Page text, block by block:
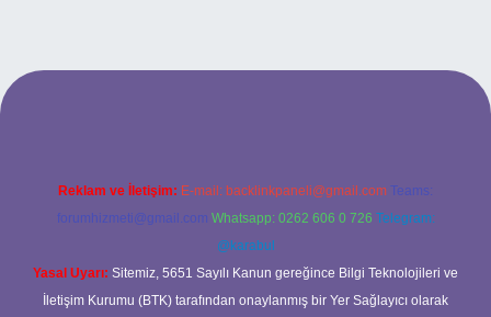
bahis sitesi
Reklam ve İletişim: E-mail: backlinkpaneli@gmail.com Teams:
forumhizmeti@gmail.com Whatsapp: 0262 606 0 726 Telegram:
@karabul
Yasal Uyarı: Sitemiz, 5651 Sayılı Kanun gereğince Bilgi Teknolojileri ve
İletişim Kurumu (BTK) tarafından onaylanmış bir Yer Sağlayıcı olarak